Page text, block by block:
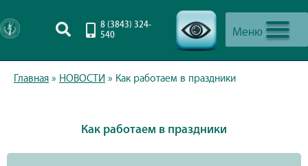
Меню
8 (3843) 324-
540
Главная » НОВОСТИ » Как работаем в праздники
Как работаем в праздники